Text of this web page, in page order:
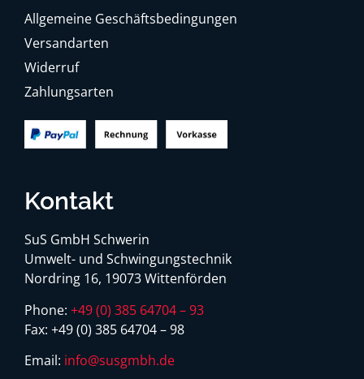
Allgemeine Geschäftsbedingungen
Versandarten
Widerruf
Zahlungsarten
Kontakt
SuS GmbH Schwerin
Umwelt- und Schwingungstechnik
Nordring 16, 19073 Wittenförden
Phone: +49 (0) 385 64704 – 93
Fax: +49 (0) 385 64704 – 98
Email: info@susgmbh.de